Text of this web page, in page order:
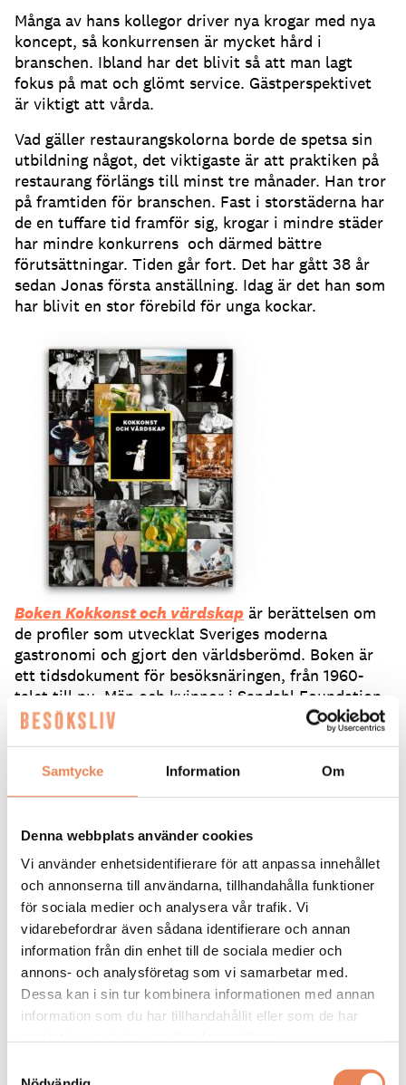
Samtycke Information Om
Denna webbplats använder cookies
Vi använder enhetsidentifierare för att anpassa innehållet
och annonserna till användarna, tillhandahålla funktioner
för sociala medier och analysera vår trafik. Vi
vidarebefordrar även sådana identifierare och annan
information från din enhet till de sociala medier och
annons- och analysföretag som vi samarbetar med.
Dessa kan i sin tur kombinera informationen med annan
information som du har tillhandahållit eller som de har
Många av hans kollegor driver nya krogar med nya
koncept, så konkurrensen är mycket hård i
branschen. Ibland har det blivit så att man lagt
fokus på mat och glömt service. Gästperspektivet
är viktigt att vårda.
Vad gäller restaurangskolorna borde de spetsa sin
utbildning något, det viktigaste är att praktiken på
restaurang förlängs till minst tre månader. Han tror
på framtiden för branschen. Fast i storstäderna har
de en tuffare tid framför sig, krogar i mindre städer
har mindre konkurrens och därmed bättre
förutsättningar. Tiden går fort. Det har gått 38 år
sedan Jonas första anställning. Idag är det han som
har blivit en stor förebild för unga kockar.
Boken Kokkonst och värdskap är berättelsen om
de profiler som utvecklat Sveriges moderna
gastronomi och gjort den världsberömd. Boken är
ett tidsdokument för besöksnäringen, från 1960-
talet till nu. Män och kvinnor i Sandahl Foundation
har bland annat varit verksamma som
restauratörer, hotelierer, kockar, kallskänkor,
man köpa boken.
Dela artikeln:
Jonas Dahlbom
Vem: Jonas Dahlbom, kock, köksmästare & krögare.
Ålder: Född 1969 i Halmstad.
Pia i Linköping.